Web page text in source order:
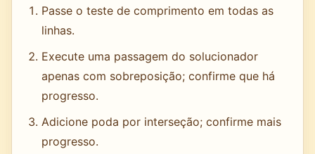
Passe o teste de comprimento em todas as
linhas.
Execute uma passagem do solucionador
apenas com sobreposição; confirme que há
progresso.
Adicione poda por interseção; confirme mais
progresso.